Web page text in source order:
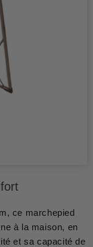
ce marchepied
à la maison, en
et sa capacité de